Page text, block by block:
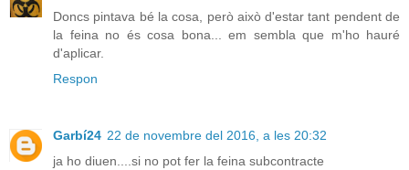
Doncs pintava bé la cosa, però això d'estar tant pendent de
la feina no és cosa bona... em sembla que m'ho hauré
d'aplicar.
Respon
Garbí24 22 de novembre del 2016, a les 20:32
ja ho diuen....si no pot fer la feina subcontracte